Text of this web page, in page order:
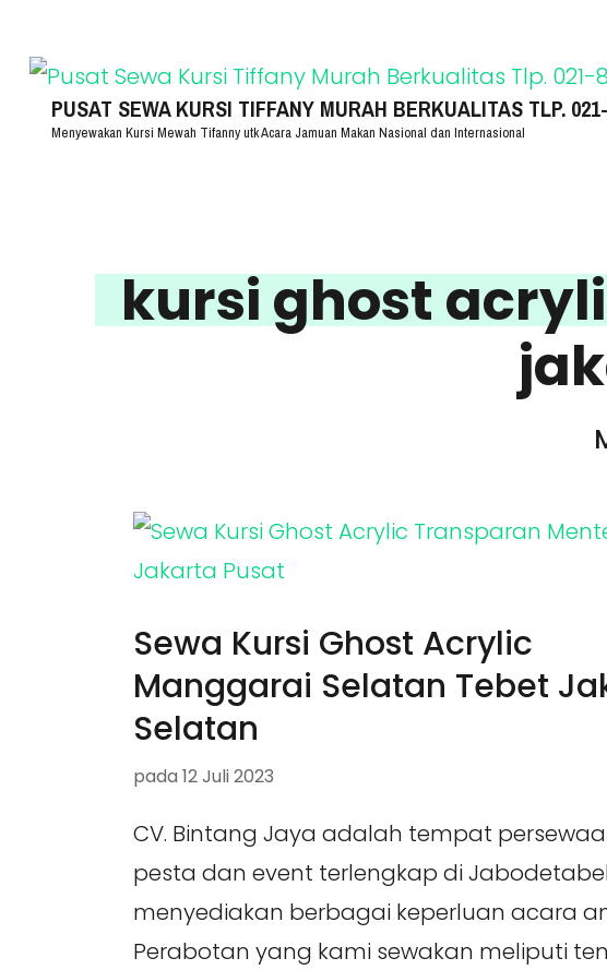
konten
(Tekan
PUSAT SEWA KURSI TIFFANY MURAH BERKUALITAS TLP.
Menyewakan Kursi Mewah Tifanny utk Acara Jamuan Makan Nasional dan Internasional
kursi ghost
Sewa Kursi Ghost Acrylic
Manggarai Selatan Tebet
Selatan
pada 12 Juli 2023
CV. Bintang Jaya adalah tempat
pesta dan event terlengkap di
menyediakan berbagai keperluan acara
Perabotan yang kami sewakan meliputi